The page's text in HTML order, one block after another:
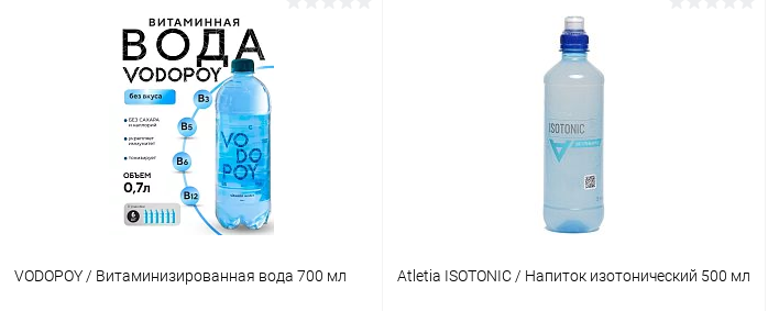
VODOPOY / Витаминизированная вода 700 мл Atletia ISOTONIC / Напиток изотонический 500 мл